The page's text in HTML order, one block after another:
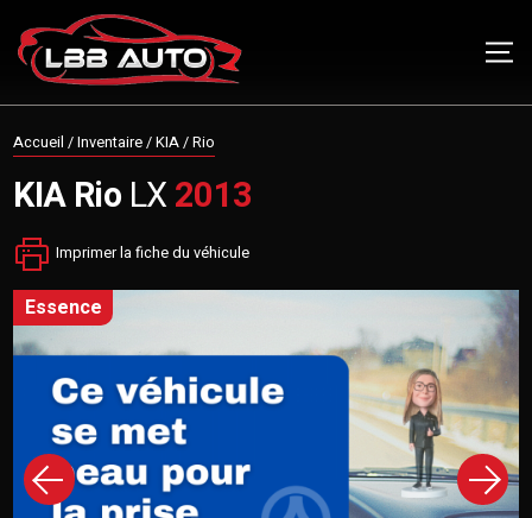
Accueil /Inventaire/KIA/Rio
KIA Rio LX2013
Imprimer la fiche du véhicule
essence